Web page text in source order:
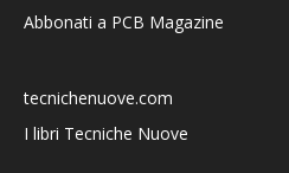
Abbonati a PCB Magazine
tecnichenuove.com
I libri Tecniche Nuove